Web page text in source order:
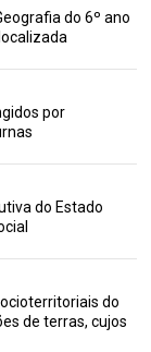
do 6º ano
por
do Estado
do
de terras, cujos